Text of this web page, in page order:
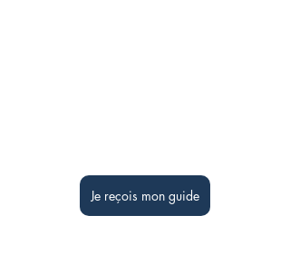
Je reçois mon guide